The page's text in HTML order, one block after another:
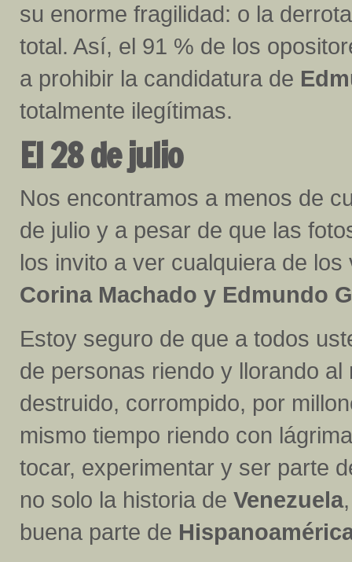
su enorme fragilidad: o la
total. Así, el 91 % de los
a prohibir la candidatura de
totalmente ilegítimas.
El 28 de julio
Nos encontramos a menos de
de julio y a pesar de que las
los invito a ver cualquiera de
Corina Machado y Edmundo
Estoy seguro de que a todos
de personas riendo y llorando
destruido, corrompido, por
mismo tiempo riendo con
tocar, experimentar y ser parte
no solo la historia de Venezuela
buena parte de